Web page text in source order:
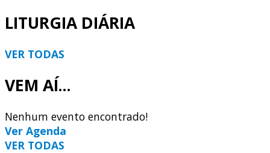
LITURGIA DIÁRIA
VER TODAS
VEM AÍ...
Nenhum evento encontrado!
Ver Agenda
VER TODAS